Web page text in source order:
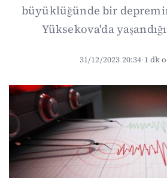
büyüklüğünde bir
Yüksekova'da
31/12/2023 20:34·1 dk